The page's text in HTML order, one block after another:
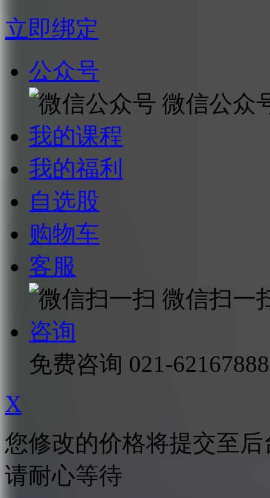
立即绑定
公众号
微信公众
我的课程
我的福利
自选股
购物车
客服
微信扫一
咨询
免费咨询 021-62167888
X
您修改的价格将提交至
请耐心等待